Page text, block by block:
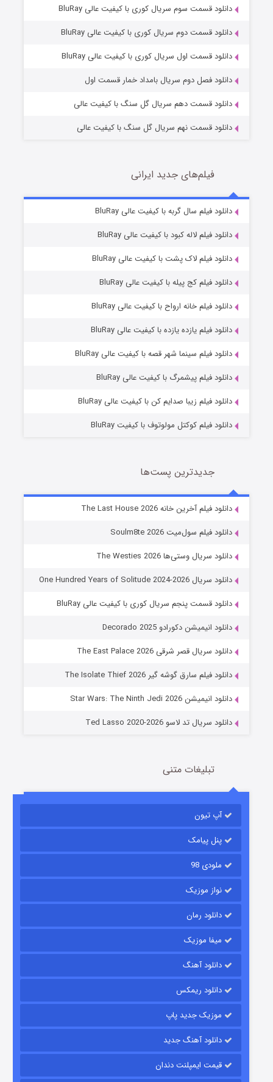
مردگان متحرک: شهر مرده ۳
قسمت2 (زیرنویس) منتشر شد
قسمت7 (زیرنویس) منتشر شد
خاندان اژدها فصل ۳
جادوگری در مغولستان
قسمت14 (زیرنویس) منتشر شد
رویایی برای تو
قسمت
دانلود قسمت سوم سریال کوری با کیفیت عالی BluRay
دانلود قسمت دوم سریال کوری با کیفیت عالی BluRay
دانلود قسمت اول سریال کوری با کیفیت عالی BluRay
دانلود فصل دوم سریال بامداد خمار قسمت اول
دانلود قسمت دهم سریال گل سنگ با کیفیت عالی
دانلود قسمت نهم سریال گل سنگ با کیفیت عالی
فیلم‌های جدید ایرانی
دانلود فیلم سال گربه با کیفیت عالی BluRay
دانلود فیلم لاله کبود با کیفیت عالی BluRay
دانلود فیلم لاک پشت با کیفیت عالی BluRay
دانلود فیلم کج‌ پیله با کیفیت عالی BluRay
دانلود فیلم خانه ارواح با کیفیت عالی BluRay
دانلود فیلم یازده یازده با کیفیت عالی BluRay
دانلود فیلم سینما شهر قصه با کیفیت عالی BluRay
دانلود فیلم پیشمرگ با کیفیت عالی BluRay
دانلود فیلم زیبا صدایم کن با کیفیت عالی BluRay
دانلود فیلم کوکتل مولوتوف با کیفیت BluRay
جدیدترین پست‌ها
دانلود فیلم آخرین خانه The Last House 2026
دانلود فیلم سول‌میت Soulm8te 2026
دانلود سریال وستی‌ها The Westies 2026
دانلود سریال One Hundred Years of Solitude 2024-2026
دانلود قسمت پنجم سریال کوری با کیفیت عالی BluRay
دانلود انیمیشن دکورادو Decorado 2025
دانلود سریال قصر شرقی The East Palace 2026
دانلود فیلم سارق گوشه گیر The Isolate Thief 2026
دانلود انیمیشن Star Wars: The Ninth Jedi 2026
دانلود سریال تد لاسو Ted Lasso 2020-2026
تبلیغات متنی
آپ تیون
پنل پیامک
ملودی 98
نواز موزیک
دانلود رمان
میفا موزیک
دانلود آهنگ
دانلود ریمکس
موزیک جدید پاپ
دانلود آهنگ جدید
قیمت ایمپلنت دندان